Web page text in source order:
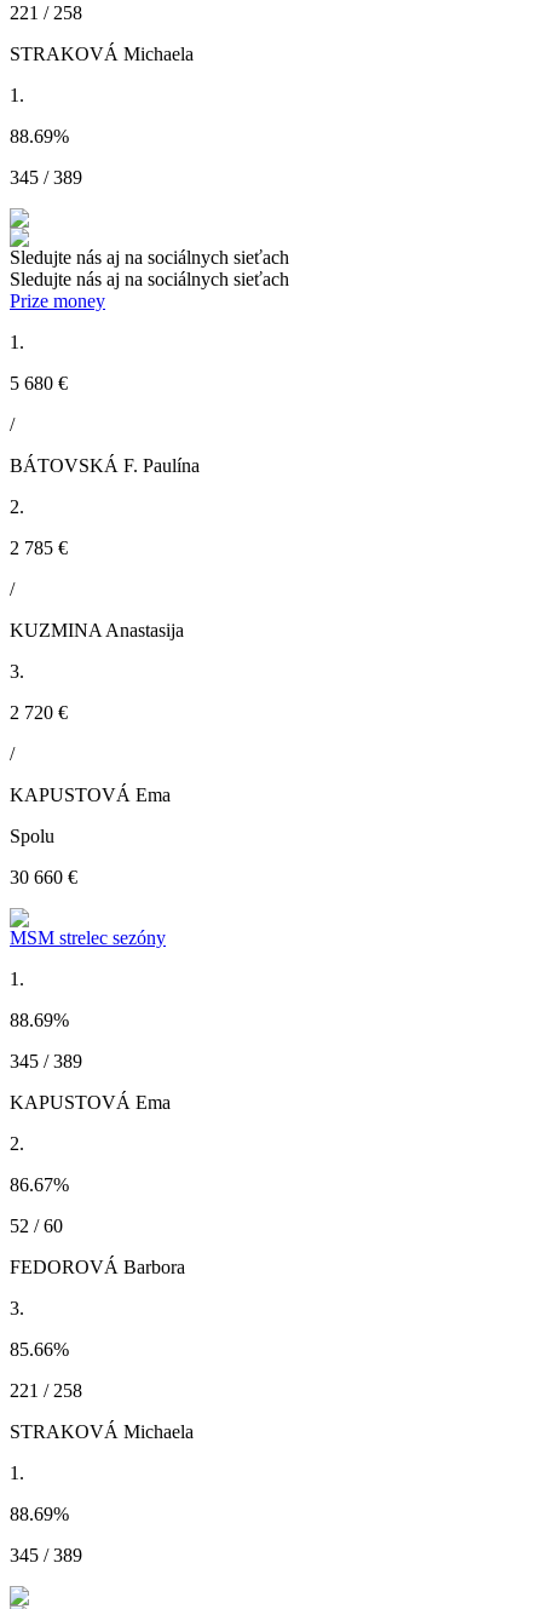
221 / 258
STRAKOVÁ Michaela
1.
88.69%
345 / 389
Sledujte nás aj na sociálnych sieťach
Sledujte nás aj na sociálnych sieťach
Prize money
1.
5 680 €
/
BÁTOVSKÁ F. Paulína
2.
2 785 €
/
KUZMINA Anastasija
3.
2 720 €
/
KAPUSTOVÁ Ema
Spolu
30 660 €
MSM strelec sezóny
1.
88.69%
345 / 389
KAPUSTOVÁ Ema
2.
86.67%
52 / 60
FEDOROVÁ Barbora
3.
85.66%
221 / 258
STRAKOVÁ Michaela
1.
88.69%
345 / 389